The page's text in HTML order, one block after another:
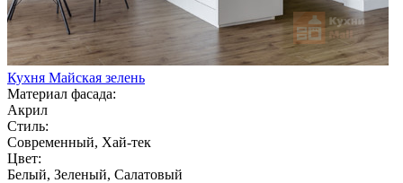
Кухня Майская зелень
Материал фасада:
Акрил
Стиль:
Современный, Хай-тек
Цвет:
Белый, Зеленый, Салатовый